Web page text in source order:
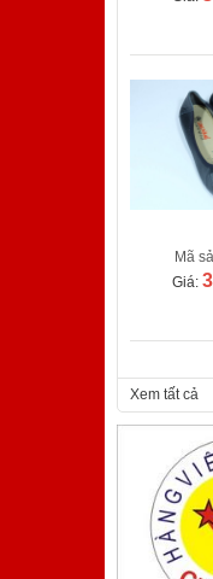
Mã
Giá:
Mã
Giá:
Xem tất cả